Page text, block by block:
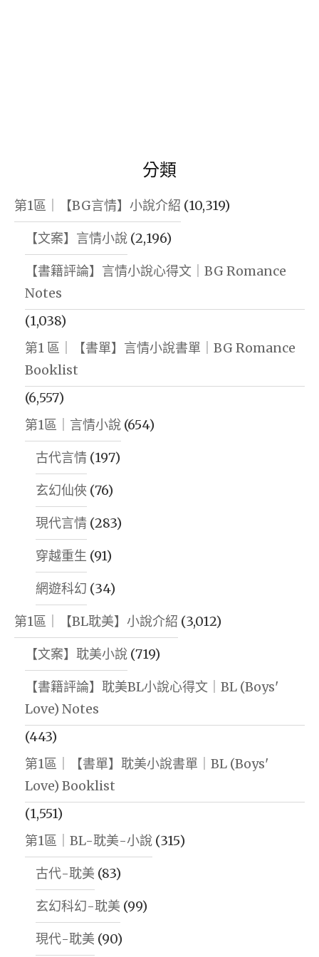
分類
第1區｜【BG言情】小說介紹 (10,319)
【文案】言情小說 (2,196)
【書籍評論】言情小說心得文｜BG Romance
Notes
(1,038)
第1 區｜【書單】言情小說書單｜BG Romance
Booklist
(6,557)
第1區｜言情小說 (654)
古代言情 (197)
玄幻仙俠 (76)
現代言情 (283)
穿越重生 (91)
網遊科幻 (34)
第1區｜【BL耽美】小說介紹 (3,012)
【文案】耽美小說 (719)
【書籍評論】耽美BL小說心得文｜BL (Boys'
Love) Notes
(443)
第1區｜【書單】耽美小說書單｜BL (Boys'
Love) Booklist
(1,551)
第1區｜BL-耽美-小說 (315)
古代-耽美 (83)
玄幻科幻-耽美 (99)
現代-耽美 (90)